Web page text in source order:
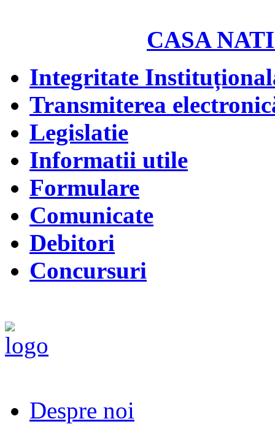
CASA
Integritate
Transmiterea
Legislatie
Informatii utile
Formulare
Comunicate
Debitori
Concursuri
Despre noi